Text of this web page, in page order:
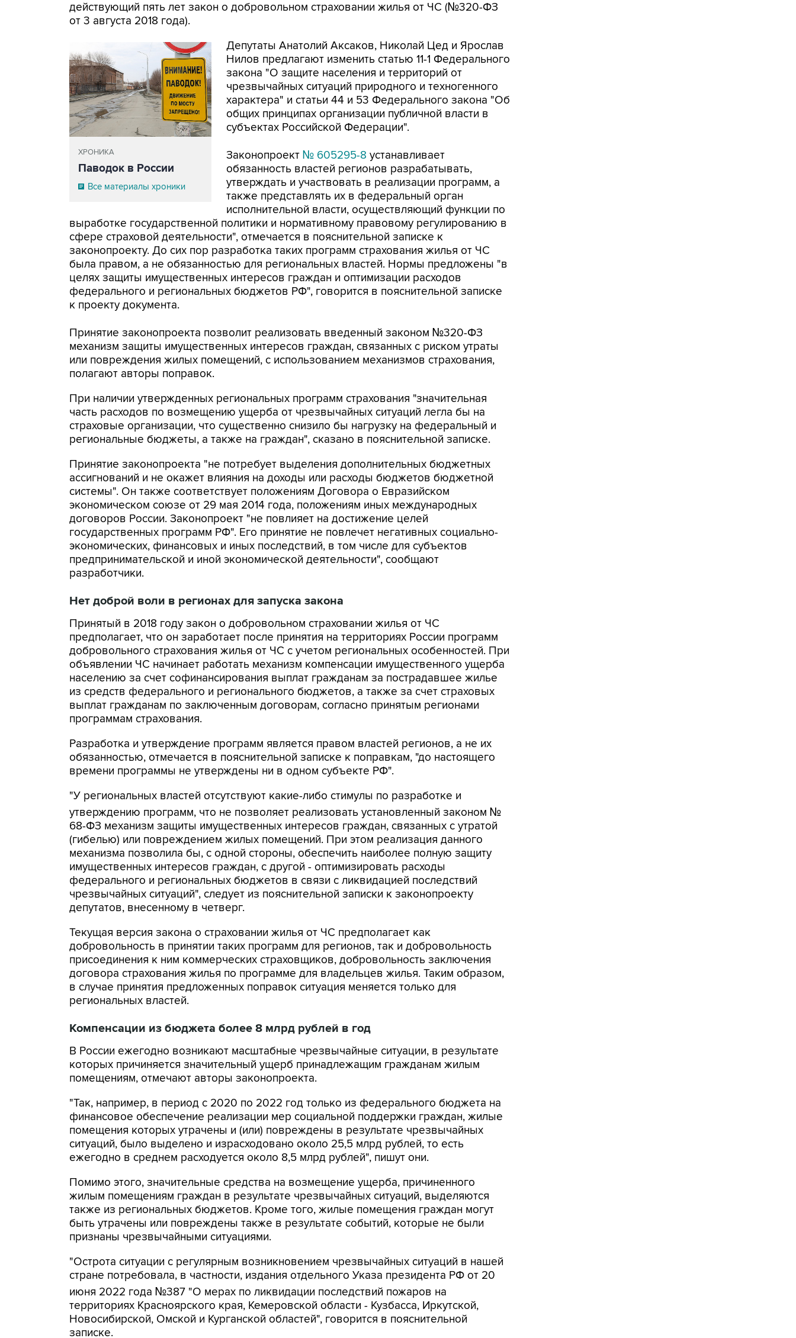
действующий пять лет закон о добровольном страховании жилья от ЧС (№320-ФЗ
от 3 августа 2018 года).
ХРОНИКА
Паводок в России
Все материалы хроники
Депутаты Анатолий Аксаков, Николай Цед и Ярослав
Нилов предлагают изменить статью 11-1 Федерального
закона "О защите населения и территорий от
чрезвычайных ситуаций природного и техногенного
характера" и статьи 44 и 53 Федерального закона "Об
общих принципах организации публичной власти в
субъектах Российской Федерации".
Законопроект № 605295-8 устанавливает
обязанность властей регионов разрабатывать,
утверждать и участвовать в реализации программ, а
также представлять их в федеральный орган
исполнительной власти, осуществляющий функции по
выработке государственной политики и нормативному правовому регулированию в
сфере страховой деятельности", отмечается в пояснительной записке к
законопроекту. До сих пор разработка таких программ страхования жилья от ЧС
была правом, а не обязанностью для региональных властей. Нормы предложены "в
целях защиты имущественных интересов граждан и оптимизации расходов
федерального и региональных бюджетов РФ", говорится в пояснительной записке
к проекту документа.
Принятие законопроекта позволит реализовать введенный законом №320-ФЗ
механизм защиты имущественных интересов граждан, связанных с риском утраты
или повреждения жилых помещений, с использованием механизмов страхования,
полагают авторы поправок.
При наличии утвержденных региональных программ страхования "значительная
часть расходов по возмещению ущерба от чрезвычайных ситуаций легла бы на
страховые организации, что существенно снизило бы нагрузку на федеральный и
региональные бюджеты, а также на граждан", сказано в пояснительной записке.
Принятие законопроекта "не потребует выделения дополнительных бюджетных
ассигнований и не окажет влияния на доходы или расходы бюджетов бюджетной
системы". Он также соответствует положениям Договора о Евразийском
экономическом союзе от 29 мая 2014 года, положениям иных международных
договоров России. Законопроект "не повлияет на достижение целей
государственных программ РФ". Его принятие не повлечет негативных социально-
экономических, финансовых и иных последствий, в том числе для субъектов
предпринимательской и иной экономической деятельности", сообщают
разработчики.
Нет доброй воли в регионах для запуска закона
Принятый в 2018 году закон о добровольном страховании жилья от ЧС
предполагает, что он заработает после принятия на территориях России программ
добровольного страхования жилья от ЧС с учетом региональных особенностей. При
объявлении ЧС начинает работать механизм компенсации имущественного ущерба
населению за счет софинансирования выплат гражданам за пострадавшее жилье
из средств федерального и регионального бюджетов, а также за счет страховых
выплат гражданам по заключенным договорам, согласно принятым регионами
программам страхования.
Разработка и утверждение программ является правом властей регионов, а не их
обязанностью, отмечается в пояснительной записке к поправкам, "до настоящего
времени программы не утверждены ни в одном субъекте РФ".
"У региональных властей отсутствуют какие-либо стимулы по разработке и
утверждению программ, что не позволяет реализовать установленный законом №
68-ФЗ механизм защиты имущественных интересов граждан, связанных с утратой
(гибелью) или повреждением жилых помещений. При этом реализация данного
механизма позволила бы, с одной стороны, обеспечить наиболее полную защиту
имущественных интересов граждан, с другой - оптимизировать расходы
федерального и региональных бюджетов в связи с ликвидацией последствий
чрезвычайных ситуаций", следует из пояснительной записки к законопроекту
депутатов, внесенному в четверг.
Текущая версия закона о страховании жилья от ЧС предполагает как
добровольность в принятии таких программ для регионов, так и добровольность
присоединения к ним коммерческих страховщиков, добровольность заключения
договора страхования жилья по программе для владельцев жилья. Таким образом,
в случае принятия предложенных поправок ситуация меняется только для
региональных властей.
Компенсации из бюджета более 8 млрд рублей в год
В России ежегодно возникают масштабные чрезвычайные ситуации, в результате
которых причиняется значительный ущерб принадлежащим гражданам жилым
помещениям, отмечают авторы законопроекта.
"Так, например, в период с 2020 по 2022 год только из федерального бюджета на
финансовое обеспечение реализации мер социальной поддержки граждан, жилые
помещения которых утрачены и (или) повреждены в результате чрезвычайных
ситуаций, было выделено и израсходовано около 25,5 млрд рублей, то есть
ежегодно в среднем расходуется около 8,5 млрд рублей", пишут они.
Помимо этого, значительные средства на возмещение ущерба, причиненного
жилым помещениям граждан в результате чрезвычайных ситуаций, выделяются
также из региональных бюджетов. Кроме того, жилые помещения граждан могут
быть утрачены или повреждены также в результате событий, которые не были
признаны чрезвычайными ситуациями.
"Острота ситуации с регулярным возникновением чрезвычайных ситуаций в нашей
стране потребовала, в частности, издания отдельного Указа президента РФ от 20
июня 2022 года №387 "О мерах по ликвидации последствий пожаров на
территориях Красноярского края, Кемеровской области - Кузбасса, Иркутской,
Новосибирской, Омской и Курганской областей", говорится в пояснительной
записке.